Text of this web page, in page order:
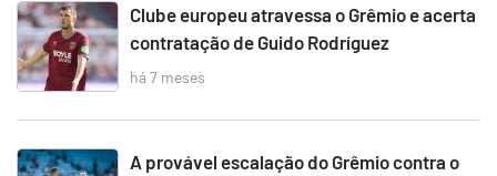
Clube europeu atravessa o Grêmio e acerta
contratação de Guido Rodríguez
há 7 meses
A provável escalação do Grêmio contra o